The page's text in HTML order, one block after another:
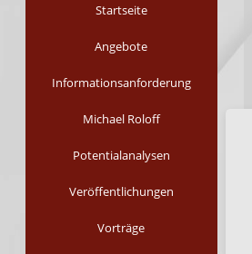
überspringen
Startseite
Angebote
Informationsanforderung
Michael Roloff
Potentialanalysen
Veröffentlichungen
Vorträge